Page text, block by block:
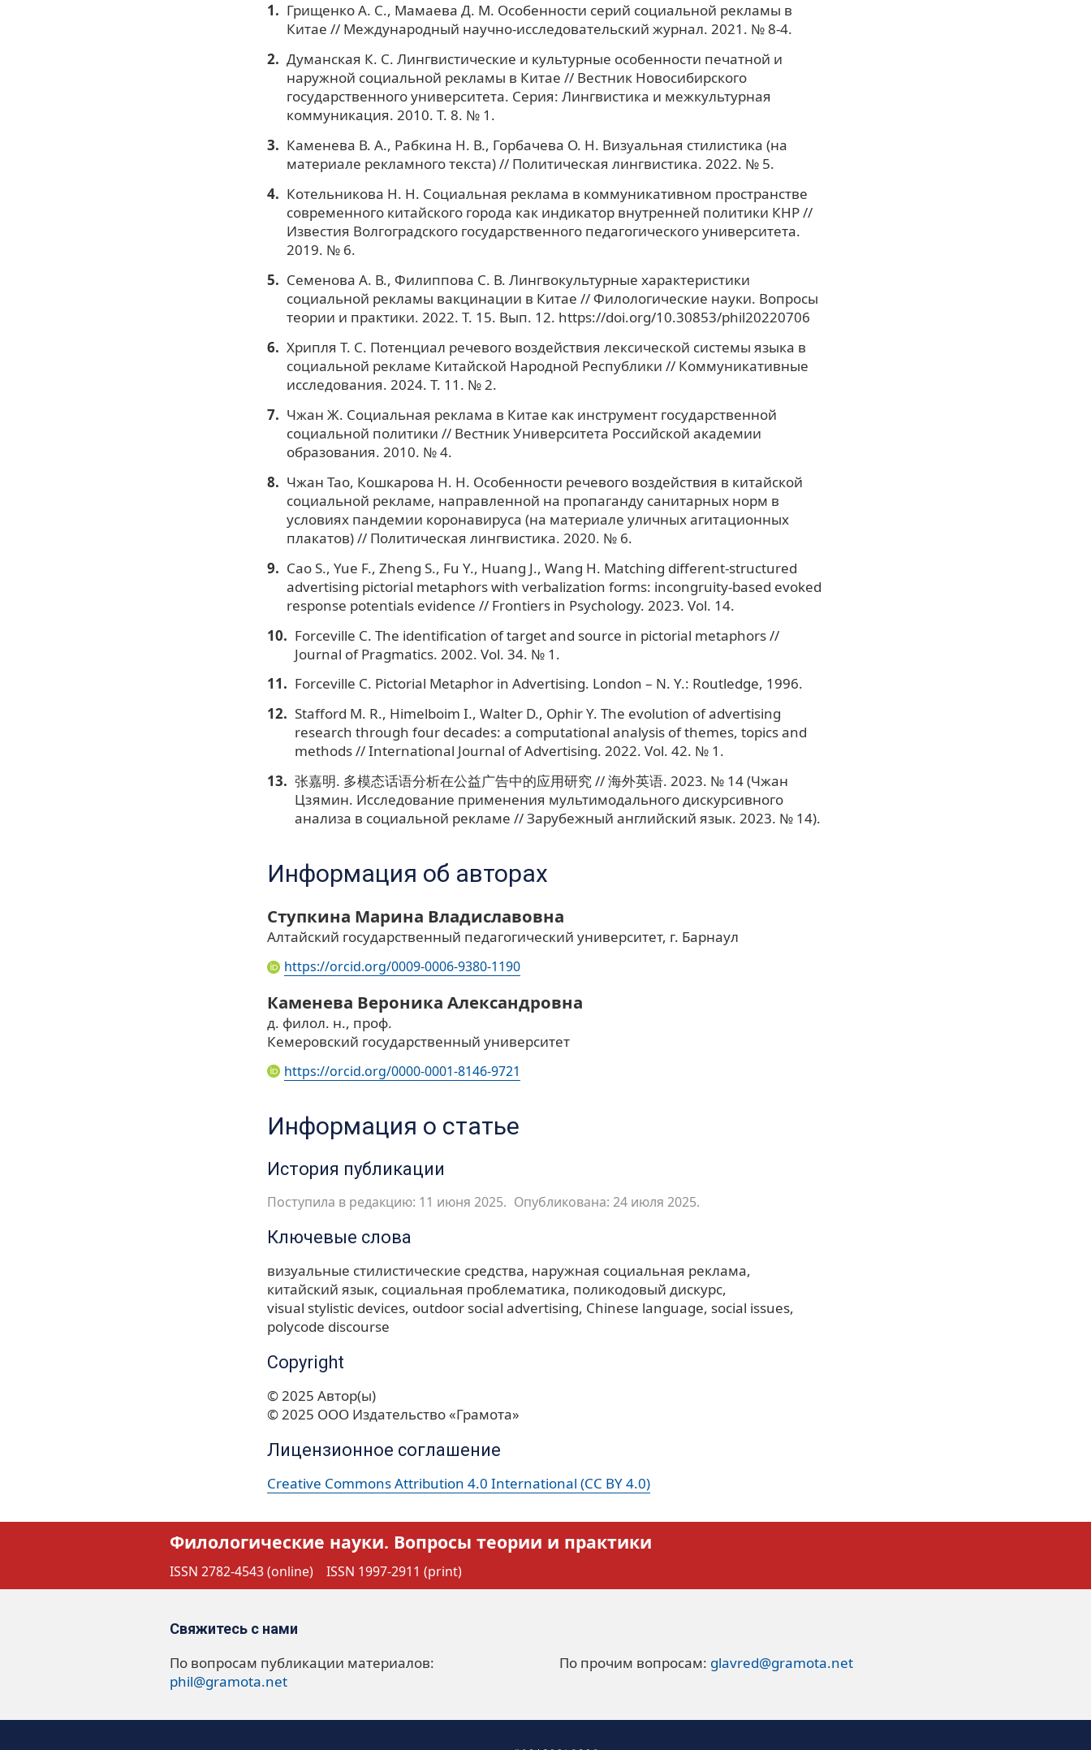
Грищенко А. С., Мамаева Д. М. Особенности серий социальной рекламы в
Китае // Международный научно-исследовательский журнал. 2021. № 8-4.
Думанская К. С. Лингвистические и культурные особенности печатной и
наружной социальной рекламы в Китае // Вестник Новосибирского
государственного университета. Серия: Лингвистика и межкультурная
коммуникация. 2010. Т. 8. № 1.
Каменева В. А., Рабкина Н. В., Горбачева О. Н. Визуальная стилистика (на
материале рекламного текста) // Политическая лингвистика. 2022. № 5.
Котельникова Н. Н. Социальная реклама в коммуникативном пространстве
современного китайского города как индикатор внутренней политики КНР //
Известия Волгоградского государственного педагогического университета.
2019. № 6.
Семенова А. В., Филиппова С. В. Лингвокультурные характеристики
социальной рекламы вакцинации в Китае // Филологические науки. Вопросы
теории и практики. 2022. Т. 15. Вып. 12. https://doi.org/10.30853/phil20220706
Хрипля Т. С. Потенциал речевого воздействия лексической системы языка в
социальной рекламе Китайской Народной Республики // Коммуникативные
исследования. 2024. Т. 11. № 2.
Чжан Ж. Социальная реклама в Китае как инструмент государственной
социальной политики // Вестник Университета Российской академии
образования. 2010. № 4.
Чжан Тао, Кошкарова Н. Н. Особенности речевого воздействия в китайской
социальной рекламе, направленной на пропаганду санитарных норм в
условиях пандемии коронавируса (на материале уличных агитационных
плакатов) // Политическая лингвистика. 2020. № 6.
Cao S., Yue F., Zheng S., Fu Y., Huang J., Wang H. Matching different-structured
advertising pictorial metaphors with verbalization forms: incongruity-based evoked
response potentials evidence // Frontiers in Psychology. 2023. Vol. 14.
Forceville C. The identification of target and source in pictorial metaphors //
Journal of Pragmatics. 2002. Vol. 34. № 1.
Forceville C. Pictorial Metaphor in Advertising. London – N. Y.: Routledge, 1996.
Stafford M. R., Himelboim I., Walter D., Ophir Y. The evolution of advertising
research through four decades: a computational analysis of themes, topics and
methods // International Journal of Advertising. 2022. Vol. 42. № 1.
张嘉明. 多模态话语分析在公益广告中的应用研究 // 海外英语. 2023. № 14 (Чжан
Цзямин. Исследование применения мультимодального дискурсивного
анализа в социальной рекламе // Зарубежный английский язык. 2023. № 14).
Информация об авторах
Ступкина Марина Владиславовна
Алтайский государственный педагогический университет, г. Барнаул
https://orcid.org/0009-0006-9380-1190
Каменева Вероника Александровна
д. филол. н., проф.
Кемеровский государственный университет
https://orcid.org/0000-0001-8146-9721
Информация о статье
История публикации
Поступила в редакцию: 11 июня 2025. Опубликована: 24 июля 2025.
Ключевые слова
визуальные стилистические средства наружная социальная реклама
китайский язык социальная проблематика поликодовый дискурс
visual stylistic devices outdoor social advertising Chinese language social issues
polycode discourse
Copyright
© 2025 Автор(ы)
© 2025 ООО Издательство «Грамота»
Лицензионное соглашение
Creative Commons Attribution 4.0 International (CC BY 4.0)
Филологические науки. Вопросы теории и практики
ISSN 2782-4543 (online) ISSN 1997-2911 (print)
Свяжитесь с нами
По вопросам публикации материалов:
phil@gramota.net
По прочим вопросам: glavred@gramota.net